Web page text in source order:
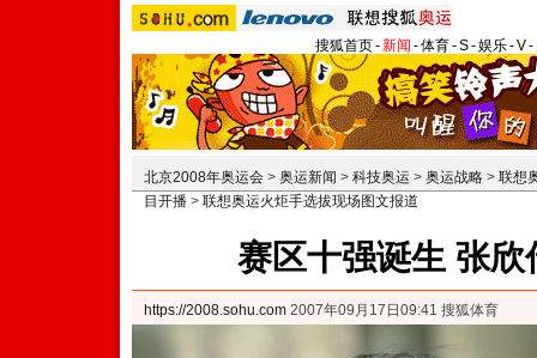
搜狐首页-新闻 -体育-S-娱乐-V-
北京2008年奥运会 > 奥运新闻 > 科技奥运 > 奥运战略 > 联想
目开播 > 联想奥运火炬手选拔现场图文报道
赛区十强诞生 张欣
https://2008.sohu.com 2007年09月17日09:41 搜狐体育